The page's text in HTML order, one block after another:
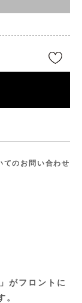
てのお問い合わせ
がフロントに
。